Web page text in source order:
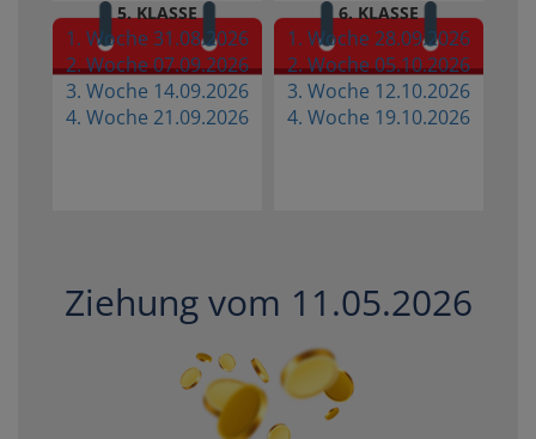
5. KLASSE
1. Woche 31.08.2026
2. Woche 07.09.2026
3. Woche 14.09.2026
4. Woche 21.09.2026
6. KLASSE
1. Woche 28.09.2026
2. Woche 05.10.2026
3. Woche 12.10.2026
4. Woche 19.10.2026
Ziehung vom 11.05.2026